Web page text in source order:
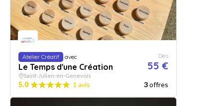
Atelier Créatif avec
Le Temps d'une Création
Dès
55 €
Saint-Julien-en-Genevois
5.0 1 avis 3offres